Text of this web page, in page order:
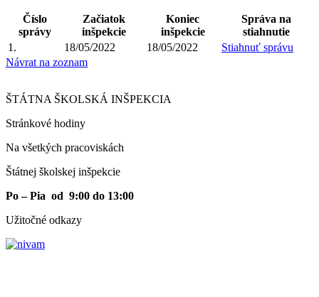
Číslo
správy
Začiatok
inšpekcie
Koniec
inšpekcie
Správa na
stiahnutie
1.
18/05/2022 18/05/2022
Stiahnuť správu
Návrat na zoznam
ŠTÁTNA ŠKOLSKÁ INŠPEKCIA
Stránkové hodiny​
Na všetkých pracoviskách
Štátnej školskej inšpekcie
Po – Pia od 9:00 do 13:00
Užitočné odkazy